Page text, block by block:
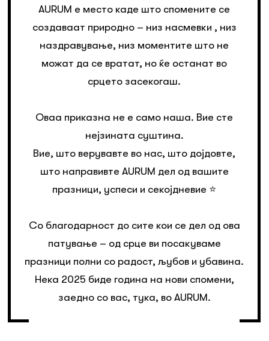
AURUM е место каде што спомените се
создаваат природно – низ насмевки , низ
наздравување, низ моментите што не
можат да се вратат, но ќе останат во
срцето засекогаш.
Оваа приказна не е само наша. Вие сте
нејзината суштина.
Вие, што верувавте во нас, што дојдовте,
што направивте AURUM дел од вашите
празници, успеси и секојдневие ⭐️
Со благодарност до сите кои се дел од ова
патување – од срце ви посакуваме
празници полни со радост, љубов и убавина.
Нека 2025 биде година на нови спомени,
заедно со вас, тука, во AURUM.